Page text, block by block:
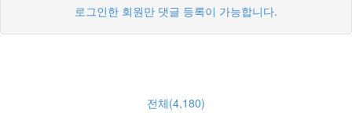
로그인한 회원만 댓글 등록이 가능합니다.
전체(4,180)